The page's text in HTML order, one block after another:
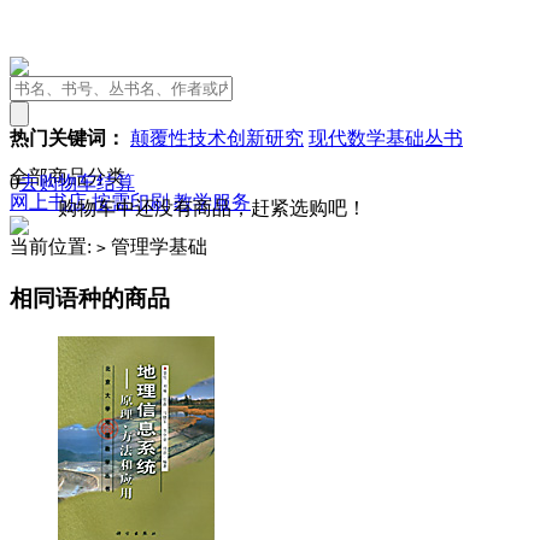
热门关键词： 颠覆性技术创新研究 现代数学基础丛书
0去购物车结算
购物车中还没有商品，赶紧选购吧！
全部商品分类
网上书店按需印刷 教学服务
当前位置: > 管理学基础
相同语种的商品